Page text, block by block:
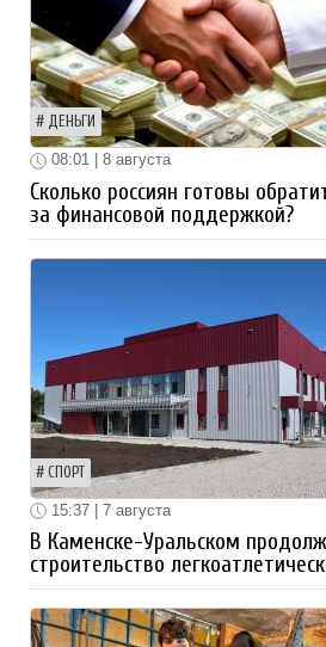
ДЕНЬГИ
08:01 | 8 августа
Сколько россиян готовы
за финансовой поддержкой?
СПОРТ
15:37 | 7 августа
В Каменске-Уральском
строительство